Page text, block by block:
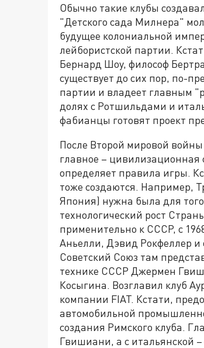
Обычно такие клубы
"Детского сада Милнера"
будущее колониальной
лейбористской партии.
Бернард Шоу, философ
существует до сих пор, по-
партии и владеет главным
долях с Ротшильдами и
фабианцы готовят проект
После Второй мировой
главное –
определяет правила игры.
тоже создаются. Например,
Япония) нужна была для
технологический рост
применительно к СССР, с
Аньелли, Дэвид Рокфеллер и
Советский Союз там
технике СССР Джермен
Косыгина. Возглавил клуб
компании FIAT. Кстати,
автомобильной
создания Римского клуба.
Гвишиани, а с итальянской